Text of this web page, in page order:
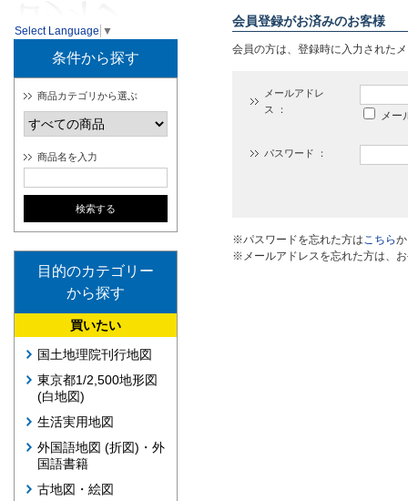
Select Language ▼
条件から探す
商品カテゴリから選ぶ
商品名を入力
目的のカテゴリー
から探す
買いたい
国土地理院刊行地図
東京都1/2,500地形図
(白地図)
生活実用地図
外国語地図 (折図)・外
国語書籍
古地図・絵図
会員登録がお済みのお客様
会員の方は、登録時に入力された
メールアドレ
ス ：
メー
パスワード ：
※パスワードを忘れた方はこちら
※メールアドレスを忘れた方は、